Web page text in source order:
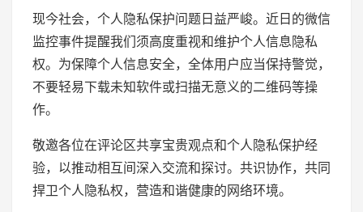
现今社会，个人隐私保护问题日益严峻。近日的微信
监控事件提醒我们须高度重视和维护个人信息隐私
权。为保障个人信息安全，全体用户应当保持警觉，
不要轻易下载未知软件或扫描无意义的二维码等操
作。
敬邀各位在评论区共享宝贵观点和个人隐私保护经
验，以推动相互间深入交流和探讨。共识协作，共同
捍卫个人隐私权，营造和谐健康的网络环境。